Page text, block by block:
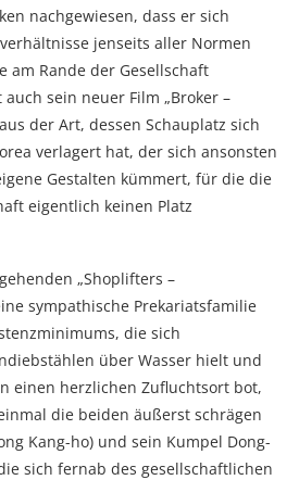
nachgewiesen, dass er sich
jenseits aller Normen
am Rande der Gesellschaft
sein neuer Film „Broker –
der Art, dessen Schauplatz sich
verlagert hat, der sich ansonsten
Gestalten kümmert, für die die
eigentlich keinen Platz
„Shoplifters –
sympathische Prekariatsfamilie
die sich
über Wasser hielt und
einen herzlichen Zufluchtsort bot,
die beiden äußerst schrägen
Kang-ho) und sein Kumpel Dong-
sich fernab des gesellschaftlichen